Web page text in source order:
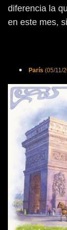
diferencia la
en este mes,
París (05/11/